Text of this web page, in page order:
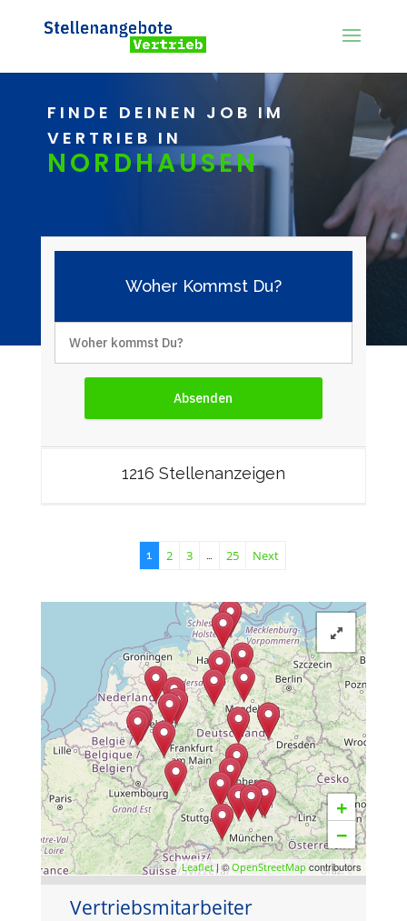
FINDE DEINEN JOB IM
VERTRIEB IN
NORDHAUSEN
Woher Kommst Du?
1216 Stellenanzeigen
1 2 3 … 25 Next
+
−
Leaflet| ©OpenStreetMap contributors
Vertriebsmitarbeiter